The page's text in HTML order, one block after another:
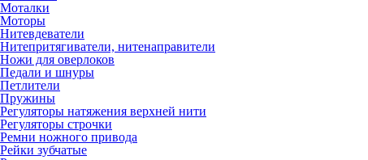
Моталки
Моторы
Нитевдеватели
Нитепритягиватели, нитенаправители
Ножи для оверлоков
Педали и шнуры
Петлители
Пружины
Регуляторы натяжения верхней нити
Регуляторы строчки
Ремни ножного привода
Рейки зубчатые